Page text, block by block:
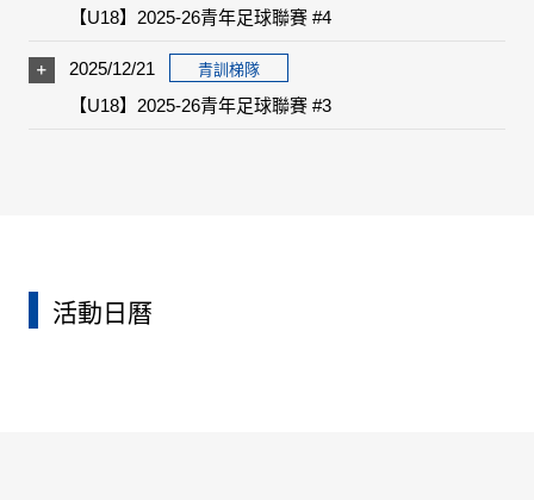
【U18】2025-26青年足球聯賽 #4
2025/12/21 青訓梯隊
【U18】2025-26青年足球聯賽 #3
活動日曆